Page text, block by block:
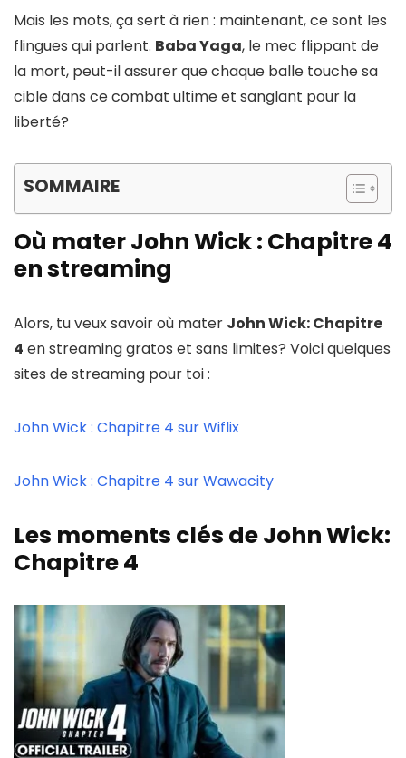
Mais les mots, ça sert à rien : maintenant, ce sont les
flingues qui parlent. Baba Yaga, le mec flippant de
la mort, peut-il assurer que chaque balle touche sa
cible dans ce combat ultime et sanglant pour la
liberté?
SOMMAIRE
Où mater John Wick : Chapitre 4
en streaming
Alors, tu veux savoir où mater John Wick: Chapitre
4 en streaming gratos et sans limites? Voici quelques
sites de streaming pour toi :
John Wick : Chapitre 4 sur Wiflix
John Wick : Chapitre 4 sur Wawacity
Les moments clés de John Wick:
Chapitre 4